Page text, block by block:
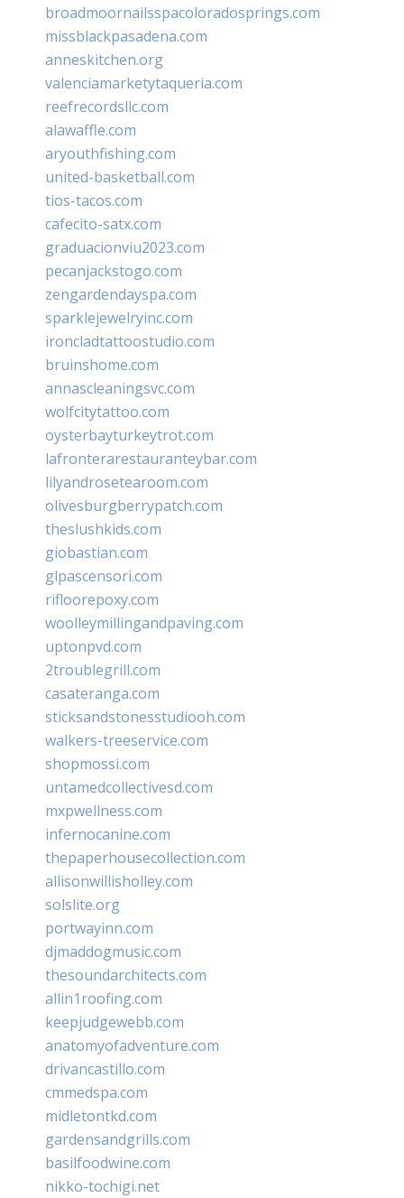
broadmoornailsspacoloradosprings.com
missblackpasadena.com
anneskitchen.org
valenciamarketytaqueria.com
reefrecordsllc.com
alawaffle.com
aryouthfishing.com
united-basketball.com
tios-tacos.com
cafecito-satx.com
graduacionviu2023.com
pecanjackstogo.com
zengardendayspa.com
sparklejewelryinc.com
ironcladtattoostudio.com
bruinshome.com
annascleaningsvc.com
wolfcitytattoo.com
oysterbayturkeytrot.com
lafronterarestauranteybar.com
lilyandrosetearoom.com
olivesburgberrypatch.com
theslushkids.com
giobastian.com
glpascensori.com
rifloorepoxy.com
woolleymillingandpaving.com
uptonpvd.com
2troublegrill.com
casateranga.com
sticksandstonesstudiooh.com
walkers-treeservice.com
shopmossi.com
untamedcollectivesd.com
mxpwellness.com
infernocanine.com
thepaperhousecollection.com
allisonwillisholley.com
solslite.org
portwayinn.com
djmaddogmusic.com
thesoundarchitects.com
allin1roofing.com
keepjudgewebb.com
anatomyofadventure.com
drivancastillo.com
cmmedspa.com
midletontkd.com
gardensandgrills.com
basilfoodwine.com
nikko-tochigi.net